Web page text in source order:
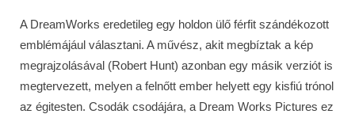
A DreamWorks eredetileg egy holdon ülő férfit szándékozott
emblémájául választani. A művész, akit megbíztak a kép
megrajzolásával (Robert Hunt) azonban egy másik verziót is
megtervezett, melyen a felnőtt ember helyett egy kisfiú trónol
az égitesten. Csodák csodájára, a Dream Works Pictures ez